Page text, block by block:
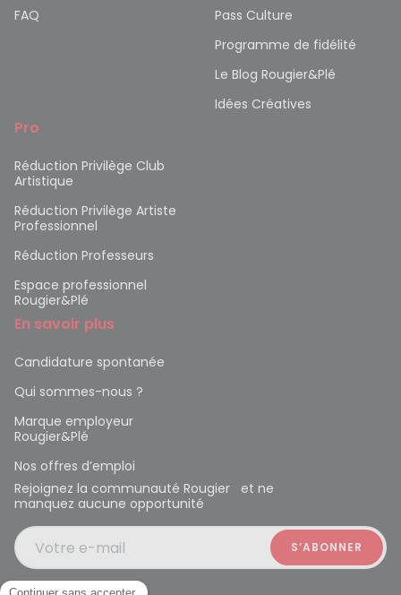
FAQ
Pass Culture
Programme de fidélité
Le Blog Rougier&Plé
Idées Créatives
Pro
Réduction Privilège Club
Artistique
Réduction Privilège Artiste
Professionnel
Réduction Professeurs
Espace professionnel
Rougier&Plé
En savoir plus
Candidature spontanée
Qui sommes-nous ?
Marque employeur
Rougier&Plé
Nos offres d’emploi
Rejoignez la communauté Rougier et ne
manquez aucune opportunité
Votre e-mail